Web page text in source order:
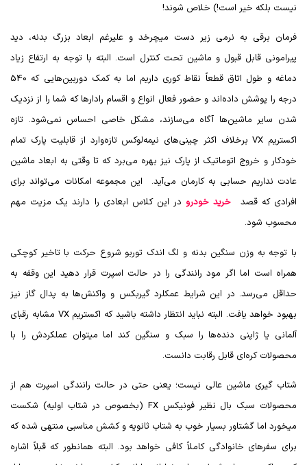
نیست بلکه خیر است!) خلاص شوند!
فرمان برقی به نرمی زیر دست میچرخد و علیرغم ابعاد بزرگ بدنه، دید
پیرامونی قابل قبول و ماشین تحت کنترل است. البته با توجه به ارتفاع زیاد
دماغه و طول اتاق قطعاً نقاط کوری داریم اما به کمک دوربین‌هایی که 540
درجه را پوشش داده‌اند و حضور فعال انواع و اقسام رادارها که شما را از نزدیک
شدن سایر ماشین‌ها آگاه می‌سازند، مشکل خاصی احساس نمی‌شود. تازه
اکستریم VXبرخلاف اکثر چینی‌های نیمه‌لوکس تازه‌وارد از قابلیت پارک تمام
خودکار و خروج اتوماتیک از پارک نیز بهره می‌برد که تا وقتی به ابعاد ماشین
عادت نداریم حسابی به کارمان می‌آید. این مجموعه امکانات می‌تواند برای
افرادی که قصد
خرید خودرو در این کلاس ابعادی را دارند یک مزیت مهم
محسوب شود.
با توجه به وزن سنگین بدنه و لگ اندک توربو شروع حرکت با تاخیر کوچکی
همراه است اما اگر مود رانندگی را در حالت اسپرت قرار دهید این وقفه به
حداقل می‌رسد. در این شرایط عمکلرد گیربکس و واکنش‌ها به پدال گاز نیز
بهبود خواهد یافت. البته نباید انتظار داشته باشید که اکستریمVX مشابه رقبای
آلمانی یا ژاپنی دنده‌ها را سبک و سنگین کند اما میتوان عملکردش را با
محصولات کره‌ای قابل رقابت دانست.
شتاب گیری ماشین عالی نیست؛ یعنی حتی در حالت رانندگی اسپرت هم از
محصولات سبک بال نظیر فونیکس FX (بخصوص در شتاب اولیه) شکست
میخورد اما گشتاور بسیار خوب به شتاب ثانویه و کشش مناسبی منتهی شده که
برای سفرهای خانوادگی کاملاً کافی خواهد بود. البته همانطور که قبلاً اشاره